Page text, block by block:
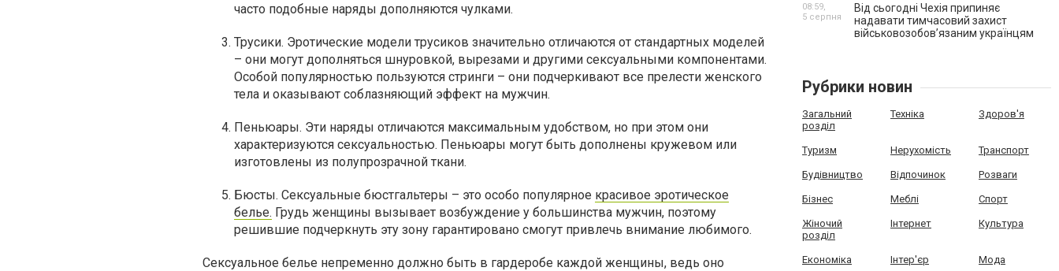
часто подобные наряды дополняются чулками.
Трусики. Эротические модели трусиков значительно отличаются от стандартных моделей
– они могут дополняться шнуровкой, вырезами и другими сексуальными компонентами.
Особой популярностью пользуются стринги – они подчеркивают все прелести женского
тела и оказывают соблазняющий эффект на мужчин.
Пеньюары. Эти наряды отличаются максимальным удобством, но при этом они
характеризуются сексуальностью. Пеньюары могут быть дополнены кружевом или
изготовлены из полупрозрачной ткани.
Бюсты. Сексуальные бюстгальтеры – это особо популярное красивое эротическое
белье. Грудь женщины вызывает возбуждение у большинства мужчин, поэтому
решившие подчеркнуть эту зону гарантировано смогут привлечь внимание любимого.
Сексуальное белье непременно должно быть в гардеробе каждой женщины, ведь оно
Від сьогодні Чехія припиняє
надавати тимчасовий захист
військовозобов’язаним українцям
08:59,
5 серпня
Рубрики новин
Загальний
розділ
Техніка Здоров'я
Туризм Нерухомість Транспорт
Будівництво Відпочинок Розваги
Бізнес Меблі Спорт
Жіночий
розділ
Інтернет Культура
Економіка Інтер'єр Мода